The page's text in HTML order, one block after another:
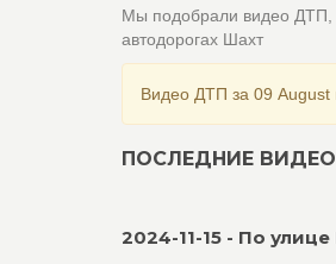
Мы подобрали видео ДТП,
автодорогах Шахт
Видео ДТП за 09 August
ПОСЛЕДНИЕ
2024-11-15 - По